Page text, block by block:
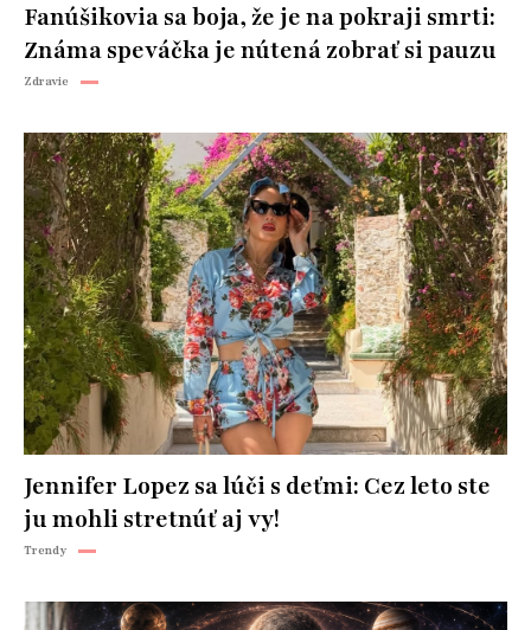
Fanúšikovia sa boja, že je na pokraji smrti:
Známa speváčka je nútená zobrať si pauzu
Zdravie
Jennifer Lopez sa lúči s deťmi: Cez leto ste
ju mohli stretnúť aj vy!
Trendy